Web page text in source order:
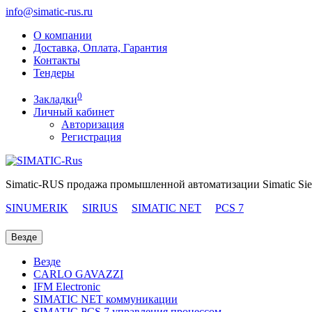
info@simatic-rus.ru
О компании
Доставка, Оплата, Гарантия
Контакты
Тендеры
Закладки0
Личный кабинет
Авторизация
Регистрация
Simatic-RUS продажа промышленной автоматизации Simatic
SINUMERIK
SIRIUS SIMATIC NET PCS 7
Везде
Везде
CARLO GAVAZZI
IFM Electronic
SIMATIC NET коммуникации